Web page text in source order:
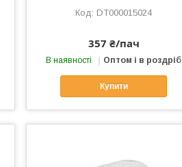
DT000015024
357 ₴/пач
В наявності Оптом і в роздріб
Купити